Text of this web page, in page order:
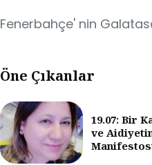
Fenerbahçe' nin
Öne Çıkanlar
19.07: Bir
ve